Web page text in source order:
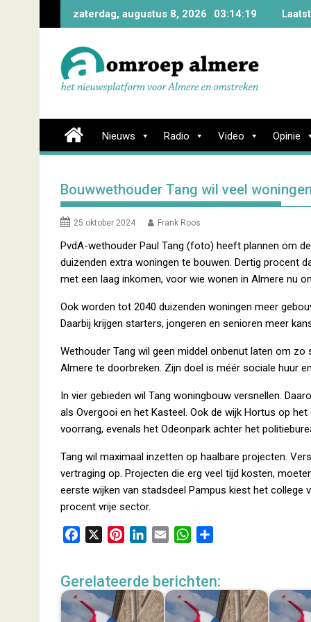
zaterdag, augustus 8, 2026 03:14:20
Nieuws Radio Video Opinie
Bouwwethouder Tang wil veel
25 oktober 2024 Frank Roos
PvdA-wethouder Paul Tang (foto) heeft plannen om
duizenden extra woningen te bouwen. Dertig procent
met een laag inkomen, voor wie wonen in Almere nu
Ook worden tot 2040 duizenden woningen meer
Daarbij krijgen starters, jongeren en senioren meer
Wethouder Tang wil geen middel onbenut laten om zo
Almere te doorbreken. Zijn doel is méér sociale huur
In vier gebieden wil Tang woningbouw versnellen.
als Overgooi en het Kasteel. Ook de wijk Hortus op
voorrang, evenals het Odeonpark achter het
Tang wil maximaal inzetten op haalbare projecten.
vertraging op. Projecten die erg veel tijd kosten,
eerste wijken van stadsdeel Pampus kiest het college
procent vrije sector.
e
b
o
t
e
r
k
e
d
i
l
W
t
s
A
e
n
Gerelateerde berichten: